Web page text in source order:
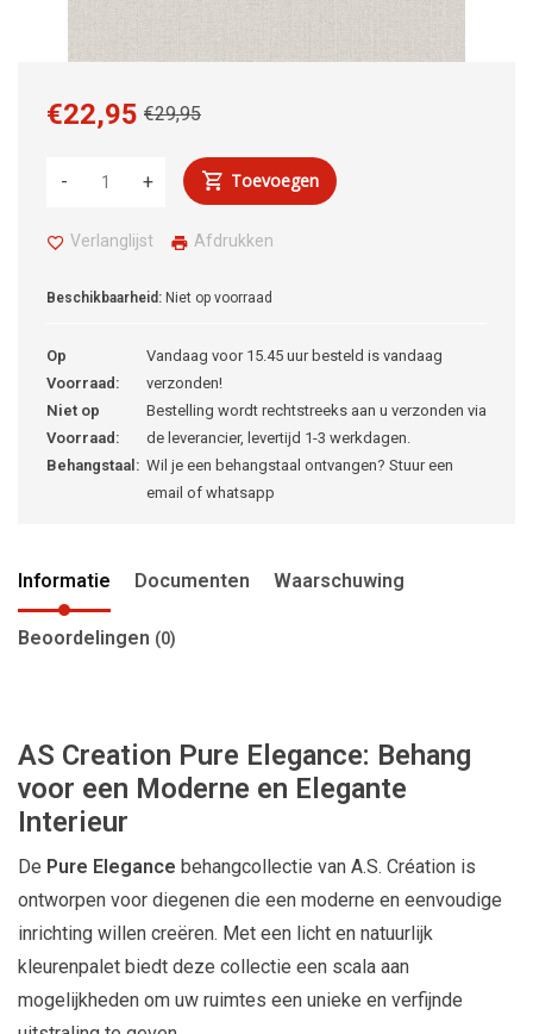
€29,95
€22,95
+
- Toevoegen
Verlanglijst Afdrukken
Beschikbaarheid: Niet op voorraad
Op
Voorraad:
Vandaag voor 15.45 uur besteld is vandaag
verzonden!
Niet op
Voorraad:
Bestelling wordt rechtstreeks aan u verzonden via
de leverancier, levertijd 1-3 werkdagen.
Behangstaal: Wil je een behangstaal ontvangen? Stuur een
email of whatsapp
Informatie Documenten Waarschuwing
Beoordelingen (0)
AS Creation Pure Elegance: Behang
voor een Moderne en Elegante
Interieur
De Pure Elegance behangcollectie van A.S. Création is
ontworpen voor diegenen die een moderne en eenvoudige
inrichting willen creëren. Met een licht en natuurlijk
kleurenpalet biedt deze collectie een scala aan
mogelijkheden om uw ruimtes een unieke en verfijnde